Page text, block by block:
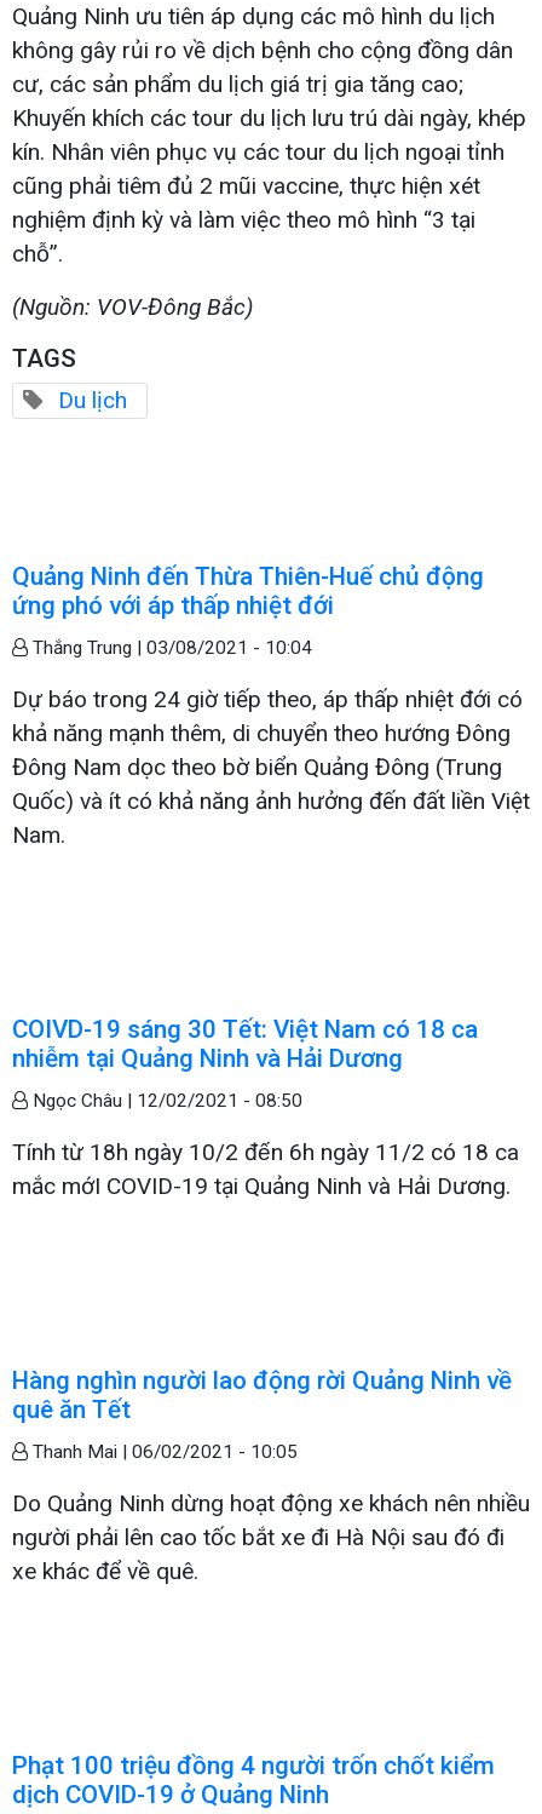
Quảng Ninh ưu tiên áp dụng các mô hình du lịch
không gây rủi ro về dịch bệnh cho cộng đồng dân
cư, các sản phẩm du lịch giá trị gia tăng cao;
Khuyến khích các tour du lịch lưu trú dài ngày, khép
kín. Nhân viên phục vụ các tour du lịch ngoại tỉnh
cũng phải tiêm đủ 2 mũi vaccine, thực hiện xét
nghiệm định kỳ và làm việc theo mô hình “3 tại
chỗ”.
(Nguồn: VOV-Đông Bắc)
TAGS
Du lịch
Quảng Ninh đến Thừa Thiên-Huế chủ động
ứng phó với áp thấp nhiệt đới
Thắng Trung | 03/08/2021 - 10:04
Dự báo trong 24 giờ tiếp theo, áp thấp nhiệt đới có
khả năng mạnh thêm, di chuyển theo hướng Đông
Đông Nam dọc theo bờ biển Quảng Đông (Trung
Quốc) và ít có khả năng ảnh hưởng đến đất liền Việt
Nam.
COIVD-19 sáng 30 Tết: Việt Nam có 18 ca
nhiễm tại Quảng Ninh và Hải Dương
Ngọc Châu | 12/02/2021 - 08:50
Tính từ 18h ngày 10/2 đến 6h ngày 11/2 có 18 ca
mắc mớI COVID-19 tại Quảng Ninh và Hải Dương.
Hàng nghìn người lao động rời Quảng Ninh về
quê ăn Tết
Thanh Mai | 06/02/2021 - 10:05
Do Quảng Ninh dừng hoạt động xe khách nên nhiều
người phải lên cao tốc bắt xe đi Hà Nội sau đó đi
xe khác để về quê.
Phạt 100 triệu đồng 4 người trốn chốt kiểm
dịch COVID-19 ở Quảng Ninh